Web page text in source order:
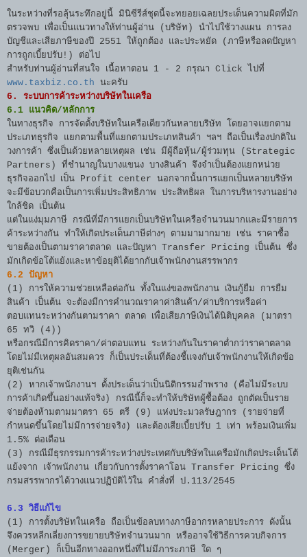
ในระหว่างที่รอลุ้นระทึกอยู่นี้ มินิซีรีส์ชุดนี้จะทยอยเฉลยประเด็นความผิดที่มัก
ตรวจพบ เพื่อเป็นแนวทางให้ท่านผู้อ่าน (บริษัท) นำไปใช้วางแผน การลง
บัญชีและเสียภาษีของปี 2551 ให้ถูกต้อง และประหยัด (ภาษีหรือลดปัญหา
การถูกเบี้ยปรับ!) ต่อไป
สำหรับท่านผู้อ่านที่สนใจ เนื้อหาตอน 1 - 2 กรุณา Click ไปที่
www.taxbiz.co.th นะครับ
6. ระบบการค้าระหว่างบริษัทในเครือ
6.1 แนวคิด/หลักการ
ในทางธุรกิจ การจัดตั้งบริษัทในเครือเดียวกันหลายบริษัท โดยอาจแยกตาม
ประเภทธุรกิจ แยกตามพื้นที่แยกตามประเภทสินค้า ฯลฯ ถือเป็นเรื่องปกติใน
วงการค้า ซึ่งเป็นด้วยหลายเหตุผล เช่น มีผู้ถือหุ้น/ผู้ร่วมทุน (Strategic
Partners) ที่ชำนาญในบางแขนง บางสินค้า จึงจำเป็นต้องแยกหน่วย
ธุรกิจออกไป เป็น Profit center นอกจากนั้นการแยกเป็นหลายบริษัท
จะมีข้อบวกคือเป็นการเพิ่มประสิทธิภาพ ประสิทธิผล ในการบริหารงานอย่าง
ใกล้ชิด เป็นต้น
แต่ในแง่มุมภาษี กรณีที่มีการแยกเป็นบริษัทในเครือจำนวนมากและมีรายการ
ค้าระหว่างกัน ทำให้เกิดประเด็นภาษีต่างๆ ตามมามากมาย เช่น ราคาซื้อ
ขายต้องเป็นตามราคาตลาด และปัญหา Transfer Pricing เป็นต้น ซึ่ง
มักเกิดข้อโต้แย้งและหาข้อยุติได้ยากกับเจ้าพนักงานสรรพากร
6.2 ปัญหา
(1) การให้ความช่วยเหลือต่อกัน ทั้งในแง่ของพนักงาน เงินกู้ยืม การยืม
สินค้า เป็นต้น จะต้องมีการคำนวณราคาค่าสินค้า/ค่าบริการหรือค่า
ตอบแทนระหว่างกันตามราคา ตลาด เพื่อเสียภาษีเงินได้นิติบุคคล (มาตรา
65 ทวิ (4))
หรือกรณีมีการคิดราคา/ค่าตอบแทน ระหว่างกันในราคาต่ำกว่าราคาตลาด
โดยไม่มีเหตุผลอันสมควร ก็เป็นประเด็นที่ต้องชี้แจงกับเจ้าพนักงานให้เกิดข้อ
ยุติเช่นกัน
(2) หากเจ้าพนักงานฯ ตั้งประเด็นว่าเป็นนิติกรรมอำพราง (คือไม่มีระบบ
การค้าเกิดขึ้นอย่างแท้จริง) กรณีนี้ก็จะทำให้บริษัทผู้ซื้อต้อง ถูกตัดเป็นราย
จ่ายต้องห้ามตามมาตรา 65 ตรี (9) แห่งประมวลรัษฎากร (รายจ่ายที่
กำหนดขึ้นโดยไม่มีการจ่ายจริง) และต้องเสียเบี้ยปรับ 1 เท่า พร้อมเงินเพิ่ม
1.5% ต่อเดือน
(3) กรณีมีธุรกรรมการค้าระหว่างประเทศกับบริษัทในเครือมักเกิดประเด็นโต้
แย้งจาก เจ้าพนักงาน เกี่ยวกับการตั้งราคาโอน Transfer Pricing ซึ่ง
กรมสรรพากรได้วางแนวปฏิบัติไว้ใน คำสั่งที่ ป.113/2545
6.3 วิธีแก้ไข
(1) การตั้งบริษัทในเครือ ถือเป็นข้อลบทางภาษีอากรหลายประการ ดังนั้น
จึงควรหลีกเลี่ยงการขยายบริษัทจำนวนมาก หรืออาจใช้วิธีการควบกิจการ
(Merger) ก็เป็นอีกทางออกหนึ่งที่ไม่มีภาระภาษี ใด ๆ